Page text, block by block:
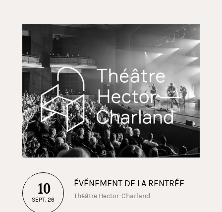
10
SEPT. 26
ÉVÉNEMENT DE LA RENTRÉE
Théâtre Hector-Charland